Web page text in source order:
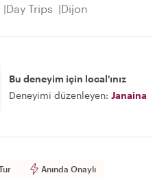
Day Trips Dijon
Bu deneyim için local'ınız
Deneyimi düzenleyen: Janaina
Anında Onaylı